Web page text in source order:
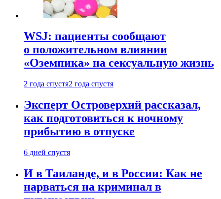
WSJ: пациенты сообщают
о положительном влиянии
«Оземпика» на сексуальную жизнь
2 года спустя2 года спустя
Эксперт Островерхий рассказал,
как подготовиться к ночному
прибытию в отпуске
6 дней спустя
И в Таиланде, и в России: Как не
нарваться на криминал в